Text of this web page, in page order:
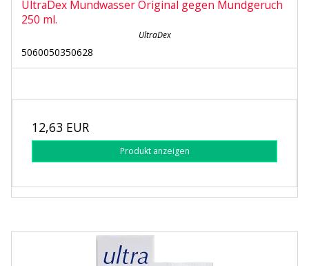
UltraDex Mundwasser Original gegen Mundgeruch
250 ml.
UltraDex
5060050350628
12,63 EUR
Produkt anzeigen